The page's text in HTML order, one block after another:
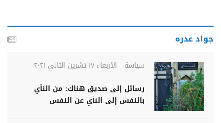
جواد عدره
سياسة
الأربعاء ١٧ تشرين الثاني ٢٠٢١
رسائل إلى صديق هناك: من النأي
بالنفس إلى النأي عن النفس